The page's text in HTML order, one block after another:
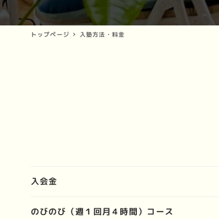
トップページ 入塾方法・料金
入会金
のびのび（週１回月４時間）コース